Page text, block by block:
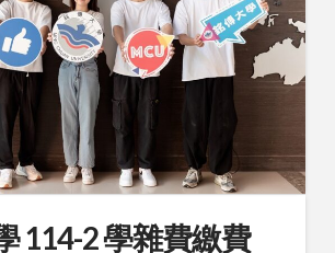
114-2 學雜費繳費